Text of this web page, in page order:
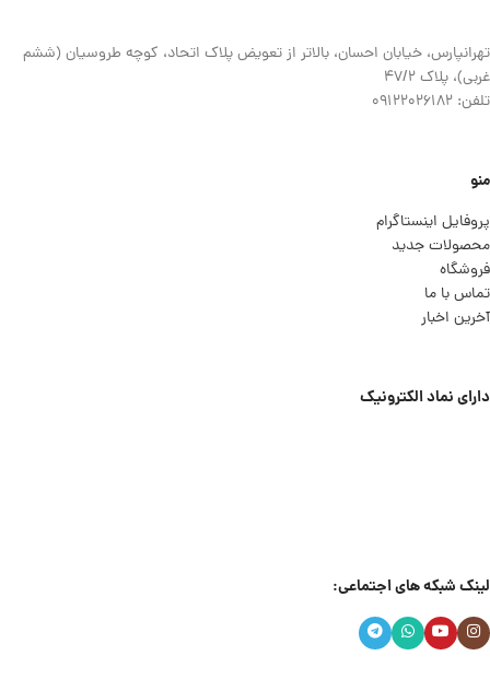
تهرانپارس، خیابان احسان، بالاتر از تعویض پلاک اتحاد، کوچه طروسیان (ششم
غربی)، پلاک ۴۷/۲
تلفن: 09122026182
منو
پروفایل اینستاگرام
محصولات جدید
فروشگاه
تماس با ما
آخرین اخبار
دارای نماد الکترونیک
لینک شبکه های اجتماعی: